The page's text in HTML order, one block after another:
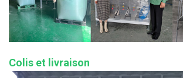
Colis et livraison